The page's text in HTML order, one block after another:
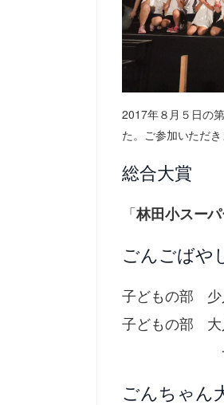
2017年８月５日の
た。ご参加いただ
総合大賞
「林田小スー
ごんごばや
子どもの部
子どもの部
一般
ごんちゃん